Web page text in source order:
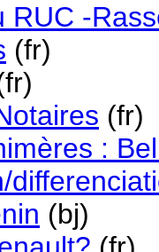
RUC -
(fr)
(fr)
:
(bj)